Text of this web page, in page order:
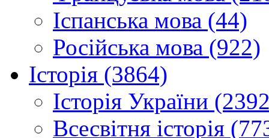
Іспанська мова (44)
Російська мова (922)
Історія (3864)
Історія України
Всесвітня історія